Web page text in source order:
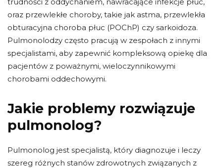
oraz przewlekłe choroby, takie jak astma, przewlekła
obturacyjna choroba płuc (POChP) czy sarkoidoza.
Pulmonolodzy często pracują w zespołach z innymi
specjalistami, aby zapewnić kompleksową opiekę dla
pacjentów z poważnymi, wieloczynnikowymi
chorobami oddechowymi.
Jakie problemy rozwiązuje
pulmonolog?
Pulmonolog jest specjalistą, który diagnozuje i leczy
szereg różnych stanów zdrowotnych związanych z